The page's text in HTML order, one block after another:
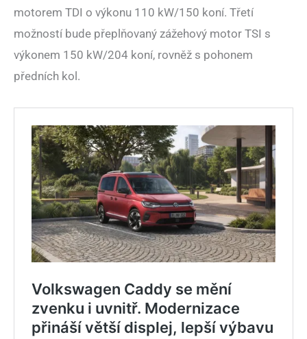
motorem TDI o výkonu 110 kW/150 koní. Třetí
možností bude přeplňovaný zážehový motor TSI s
výkonem 150 kW/204 koní, rovněž s pohonem
předních kol.